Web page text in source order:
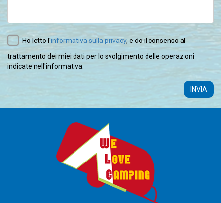
Ho letto l'informativa sulla privacy, e do il consenso al
trattamento dei miei dati per lo svolgimento delle operazioni
indicate nell'informativa.
INVIA